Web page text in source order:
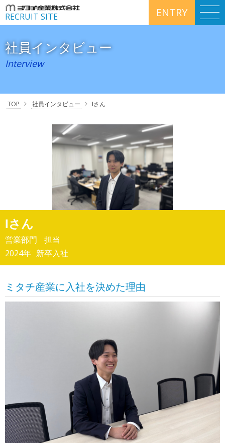
RECRUIT SITE ENTRY
社員インタビュー
Interview
TOP 社員インタビュー Iさん
Iさん
営業部門
担当
2024年 新卒入社
ミタチ産業に入社を決めた理由